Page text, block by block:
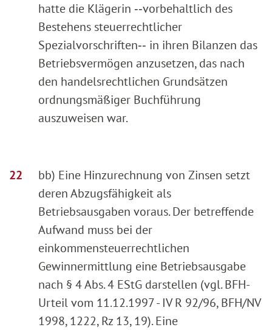
hatte die Klägerin ‑‑vorbehaltlich des
Bestehens steuerrechtlicher
Spezialvorschriften‑‑ in ihren Bilanzen das
Betriebsvermögen anzusetzen, das nach
den handelsrechtlichen Grundsätzen
ordnungsmäßiger Buchführung
auszuweisen war.
bb) Eine Hinzurechnung von Zinsen setzt
deren Abzugsfähigkeit als
Betriebsausgaben voraus. Der betreffende
Aufwand muss bei der
einkommensteuerrechtlichen
Gewinnermittlung eine Betriebsausgabe
nach § 4 Abs. 4 EStG darstellen (vgl. BFH-
Urteil vom 11.12.1997 - IV R 92/96, BFH/NV
1998, 1222, Rz 13, 19). Eine